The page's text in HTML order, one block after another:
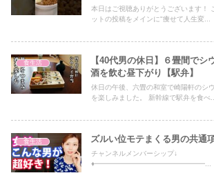
本日はご視聴ありがとうございます！
ットの投稿をメインに"痩せて人生変...
食生活
【40代男の休日】６畳間でシ
酒を飲む昼下がり【駅弁】
休日の午後、六畳の和室で崎陽軒のシ
を楽しみました。 新幹線で駅弁を食べ...
食生活 ズルい位モテまくる男の共通
チャンネルメンバーシップ↓
♦️━━━━━━━━━━━━━━━━...